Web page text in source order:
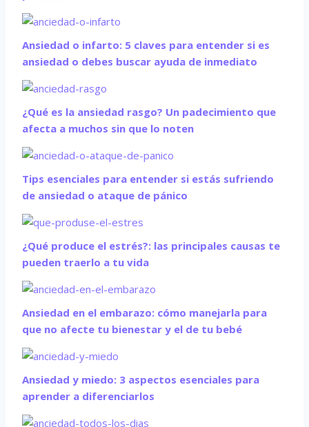
Ansiedad o infarto: 5 claves para entender si es
ansiedad o debes buscar ayuda de inmediato
¿Qué es la ansiedad rasgo? Un padecimiento que
afecta a muchos sin que lo noten
Tips esenciales para entender si estás sufriendo
de ansiedad o ataque de pánico
¿Qué produce el estrés?: las principales causas te
pueden traerlo a tu vida
Ansiedad en el embarazo: cómo manejarla para
que no afecte tu bienestar y el de tu bebé
Ansiedad y miedo: 3 aspectos esenciales para
aprender a diferenciarlos